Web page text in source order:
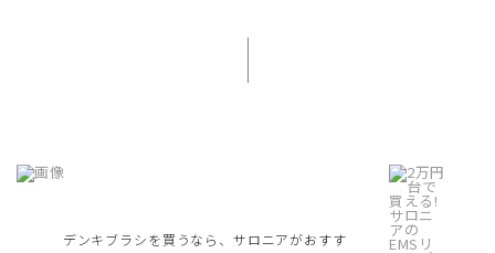
デンキブラシを買うなら、サロニアがおすす